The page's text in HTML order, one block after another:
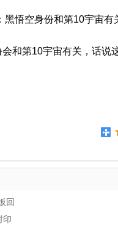
和第10宇宙有关，话说
回
印